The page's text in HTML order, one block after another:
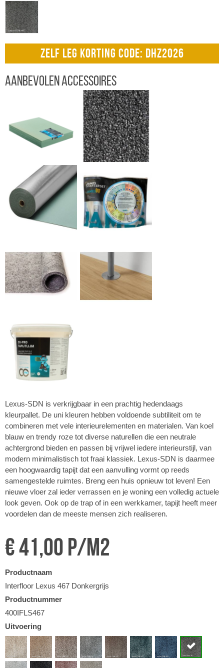
ZELF LEG KORTING CODE: DHZ2026
Aanbevolen accessoires
Lexus-SDN is verkrijgbaar in een prachtig hedendaags
kleurpallet. De uni kleuren hebben voldoende subtiliteit om te
combineren met vele interieurelementen en materialen. Van koel
blauw en trendy roze tot diverse naturellen die een neutrale
achtergrond bieden en passen bij vrijwel iedere interieurstijl, van
modern minimalistisch tot fraai klassiek. Lexus-SDN is daarmee
een hoogwaardig tapijt dat een aanvulling vormt op reeds
samengestelde ruimtes. Breng een huis opnieuw tot leven! Een
nieuwe vloer zal ieder verrassen en je woning een volledig actuele
look geven. Ook op de trap of in een werkkamer, tapijt heeft meer
voordelen dan de meeste mensen zich realiseren.
€ 41,00 p/m2
Productnaam
Interfloor Lexus 467 Donkergrijs
Productnummer
400IFLS467
Uitvoering